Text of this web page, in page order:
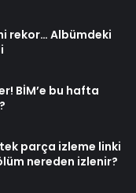
rekor… Albümdeki
BİM’e bu hafta
parça izleme linki
nereden izlenir?